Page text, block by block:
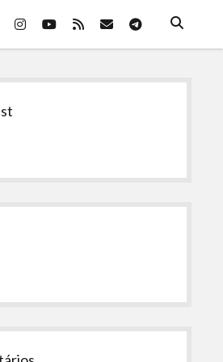
instagram
youtube
rss emailtelegram